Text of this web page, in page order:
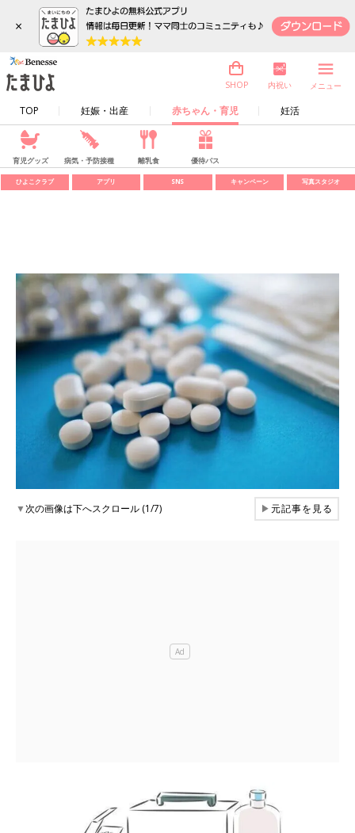
×
TOP 妊娠・出産 赤ちゃん・育児 妊活
SHOP 内祝い メニュー
育児グッズ 病気・予防接種 離乳食 優待パス
ひよこクラブ アプリ SNS キャンペーン 写真スタジオ
▼次の画像は下へスクロール (1/7) ▶元記事を見る